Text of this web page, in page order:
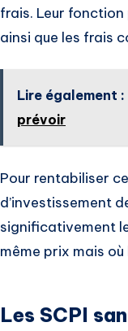
frais. Leur fonction
ainsi que les frais
Lire également :
prévoir
Pour rentabiliser
d’investissement
significativement
même prix mais
Les SCPI